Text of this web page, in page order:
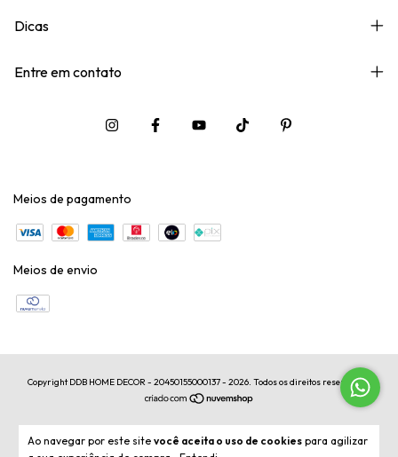
Ao navegar por este site você aceita o uso de cookies para agilizar
Dicas
Entre em contato
Meios de pagamento
Meios de envio
Copyright DDB HOME DECOR - 20450155000137 - 2026. Todos os direitos reservados.